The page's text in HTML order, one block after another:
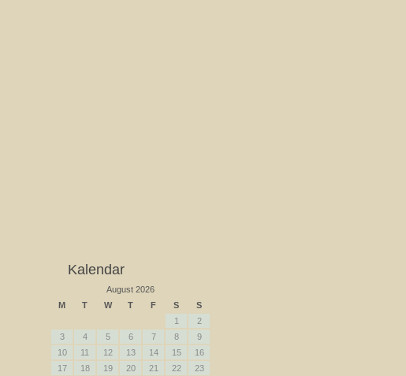
Kalendar
August 2026
M
T W T F S S
1
2
3
4 5 6 7 8
9
10
11 12 13 14 15
16
17
18 19 20 21 22
23